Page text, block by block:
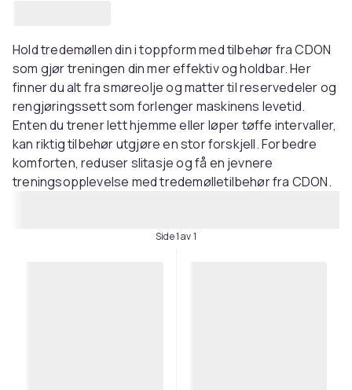
Hold tredemøllen din i toppform med tilbehør fra CDON
som gjør treningen din mer effektiv og holdbar. Her
finner du alt fra smøreolje og matter til reservedeler og
rengjøringssett som forlenger maskinens levetid.
Enten du trener lett hjemme eller løper tøffe intervaller,
kan riktig tilbehør utgjøre en stor forskjell. Forbedre
komforten, reduser slitasje og få en jevnere
treningsopplevelse med tredemølletilbehør fra CDON.
Side 1 av 1